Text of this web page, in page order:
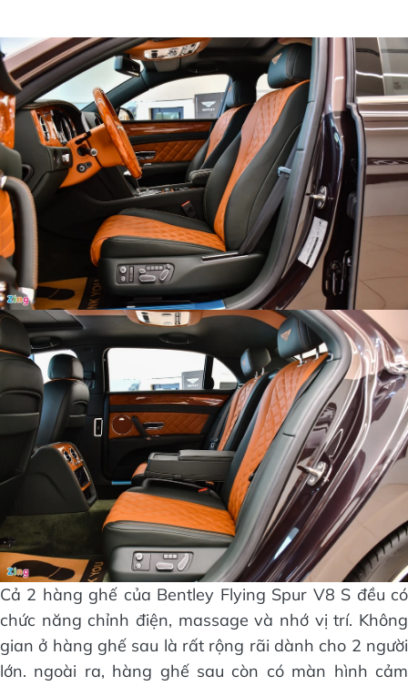
Cả 2 hàng ghế của Bentley Flying Spur V8 S đều có
chức năng chỉnh điện, massage và nhớ vị trí. Không
gian ở hàng ghế sau là rất rộng rãi dành cho 2 người
lớn. ngoài ra, hàng ghế sau còn có màn hình cảm